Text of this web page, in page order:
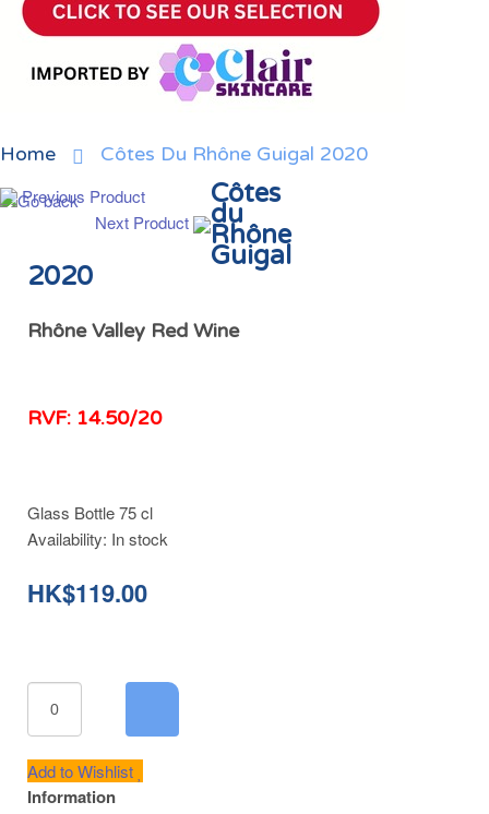
Home Côtes Du Rhône Guigal 2020
Previous Product
Next Product
Côtes
du
Rhône
Guigal
2020
Rhône Valley Red Wine
RVF: 14.50/20
Glass Bottle 75 cl
Availability: In stock
HK$119.00
Add to Wishlist
Information